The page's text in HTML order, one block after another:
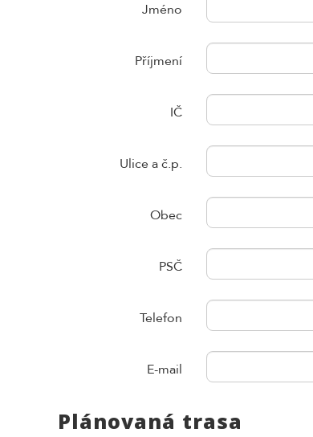
Jméno
Příjmení
IČ
Ulice a č.p.
Obec
PSČ
Telefon
E-mail
Plánovaná trasa